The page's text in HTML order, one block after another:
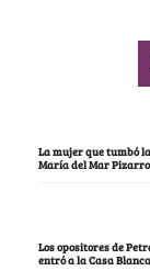
La mujer que tumbó
María del Mar
Los opositores de
entró a la Casa Blanca